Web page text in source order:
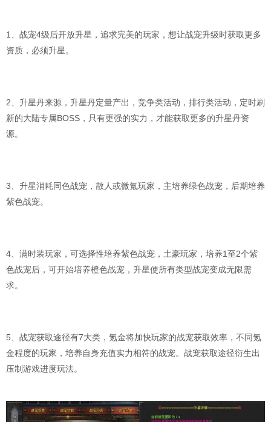
1、战宠4级后开放升星，追求完美的玩家，想让战宠升级时获取更多
资质，必须升星。
2、升星丹来源，升星丹定量产出，竞争类活动，排行类活动，定时刷
新的大陆专属BOSS，只有更强的实力，才能获取更多的升星丹资
源。
3、升星消耗同色战宠，散人或微氪玩家，主培养绿色战宠，后期培养
紫色战宠。
4、满时装玩家，可选择性培养紫色战宠，土豪玩家，培养1至2个紫
色战宠后，可开始培养橙色战宠，升星使所有类型战宠变成无限需
求。
5、战宠获取途径有7大类，氪金将加快玩家的战宠获取效率，不同氪
金程度的玩家，培养自身充值实力相符的战宠。战宠获取途径衍生出
压制游戏进度玩法。